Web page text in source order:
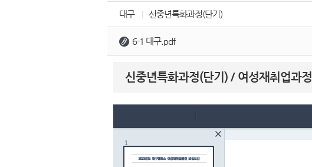
대구 신중년특화과정(단기)
6-1 대구.pdf
신중년특화과정(단기) / 여성재취업과정